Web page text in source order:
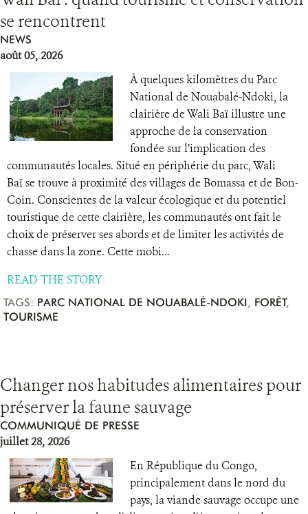
se rencontrent
NEWS
août 05, 2026
À quelques kilomètres du Parc
National de Nouabalé-Ndoki, la
clairière de Wali Baï illustre une
approche de la conservation
fondée sur l’implication des
communautés locales. Situé en périphérie du parc, Wali
Baï se trouve à proximité des villages de Bomassa et de Bon-
Coin. Conscientes de la valeur écologique et du potentiel
touristique de cette clairière, les communautés ont fait le
choix de préserver ses abords et de limiter les activités de
chasse dans la zone. Cette mobi...
READ THE STORY
TAGS: PARC NATIONAL DE NOUABALÉ-NDOKI, FORÊT,
TOURISME
Changer nos habitudes alimentaires pour
préserver la faune sauvage
COMMUNIQUÉ DE PRESSE
juillet 28, 2026
En République du Congo,
principalement dans le nord du
pays, la viande sauvage occupe une